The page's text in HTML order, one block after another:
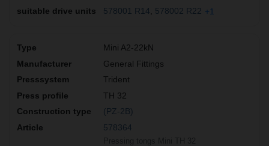
578001 R14 578002 R22 +1
Mini A2-22kN
General Fittings
Trident
TH 32
(PZ-2B)
578364